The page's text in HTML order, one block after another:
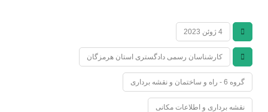
4 ژوئن 2023
کارشناسان رسمی دادگستری استان هرمزگان
گروه 6 - راه و ساختمان و نقشه برداری
نقشه برداری و اطلاعات مکانی